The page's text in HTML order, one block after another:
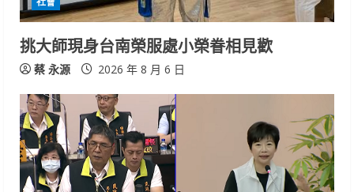
挑大師現身台南榮服處小榮眷相見歡
蔡 永源 2026 年 8 月 6 日